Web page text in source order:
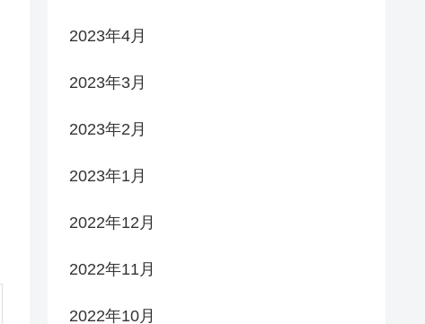
2023年4月
2023年3月
2023年2月
2023年1月
2022年12月
2022年11月
2022年10月